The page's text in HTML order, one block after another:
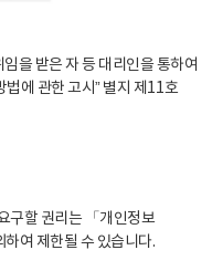
을 받은 자 등 대리인을 통하여
법에 관한 고시” 별지 제11호
구할 권리는 「개인정보
여 제한될 수 있습니다.